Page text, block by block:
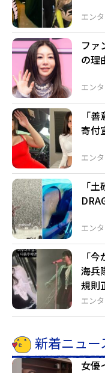
エン
エン
ファ
の理
エン
「
寄付
エン
「
エン
「
海兵
規則
新着ニュー
女優